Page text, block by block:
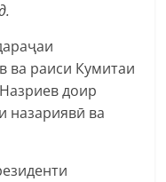
раиси Кумитаи
доир
назариявӣ ва